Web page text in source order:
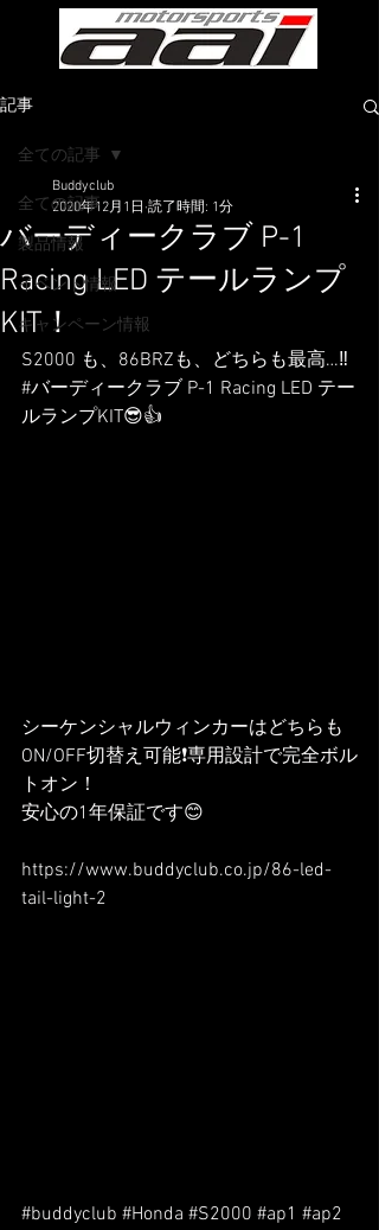
記事
全ての記事
製品情報
イベント情報
キャンペーン情報
全ての記事
バーディークラブ P-1
Racing LED テールランプ
KIT！
Buddyclub
2020年12月1日 読了時間: 1分
S2000 も、86BRZも、どちらも最高…‼️
#バーディークラブ P-1 Racing LED テー
ルランプKIT😎👍
シーケンシャルウィンカーはどちらも
ON/OFF切替え可能❗️専用設計で完全ボル
トオン！
安心の1年保証です😊
https://www.buddyclub.co.jp/86-led-
tail-light-2
#buddyclub #Honda #S2000 #ap1 #ap2